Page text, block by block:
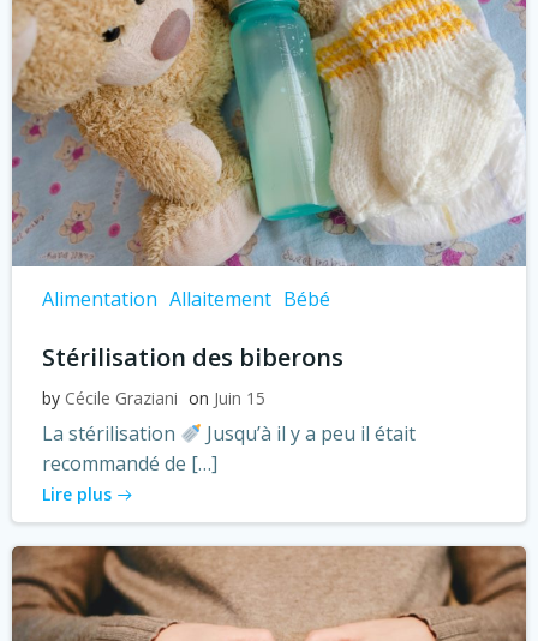
Alimentation Allaitement Bébé
Stérilisation des biberons
by Cécile Graziani on Juin 15
La stérilisation
Jusqu’à il y a peu il était
recommandé de […]
Lire plus